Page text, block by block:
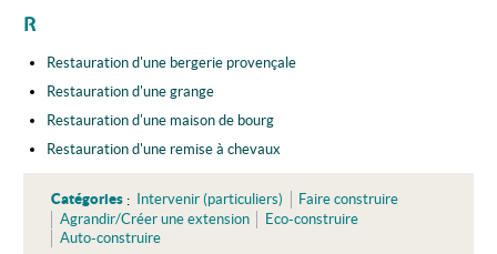
R
Restauration d'une bergerie provençale
Restauration d'une grange
Restauration d'une maison de bourg
Restauration d'une remise à chevaux
Catégories : Intervenir (particuliers)
Faire construire
Agrandir/Créer une extension
Eco-construire
Auto-construire